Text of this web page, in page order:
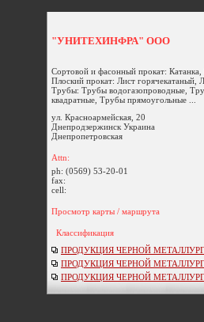
"УНИТЕХИНФРА" ООО
Сортовой и фасонный прокат:
Плоский прокат: Лист горячекатаный,
Трубы: Трубы водогазопроводные,
квадратные, Трубы прямоугольные ...
ул. Красноармейская, 20
Днепродзержинск Украина
Днепропетровская
Attn:
ph: (0569) 53-20-01
fax:
cell:
Просмотр карты / маршрута
Классификация
ПРОДУКЦИЯ ЧЕРНОЙ
ПРОДУКЦИЯ ЧЕРНОЙ
ПРОДУКЦИЯ ЧЕРНОЙ